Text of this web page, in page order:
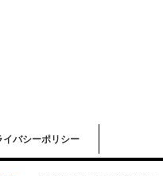
イバシーポリシー